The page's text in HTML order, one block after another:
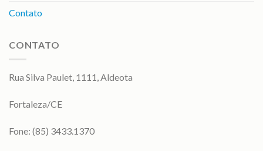
Contato
CONTATO
Rua Silva Paulet, 1111, Aldeota
Fortaleza/CE
Fone: (85) 3433.1370